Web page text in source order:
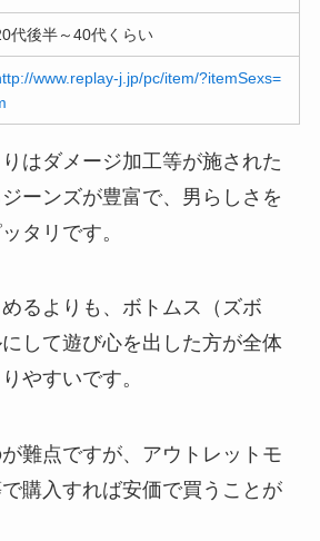
代後半～40代くらい
www.replay-j.jp/pc/item/?itemSexs=
はダメージ加工等が施された
ーンズが豊富で、男らしさを
タリです。
るよりも、ボトムス（ズボ
して遊び心を出した方が全体
やすいです。
難点ですが、アウトレットモ
購入すれば安価で買うことが